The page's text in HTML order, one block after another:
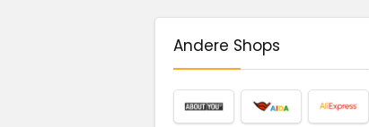
Essen & Trinken
Fahrrad & E-Scooter
Familie & Kinder
Fashion & Accessoires
Film & Musik
Andere Shops